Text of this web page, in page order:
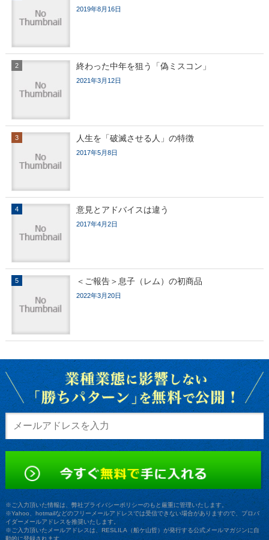
2019年8月16日
終わった中年を狙う「偽ミスコン」
2021年3月12日
人生を「破滅させる人」の特徴
2017年5月8日
意見とアドバイスは違う
2017年4月2日
＜ご報告＞息子（レム）の初商品
2022年3月20日
※ご入力頂いた情報は、弊社プライバシーポリシーのもと厳重に管理いたします。
※Yahoo、hotmailなどのフリーメールアドレスでは受信できない場合がありますので、プロバ
イダーメールアドレスを推奨いたします。
※ご入力頂いたメールアドレスは、RESLILA（船ケ山哲）が発行する公式メールマガジンに自
動的に登録されます。